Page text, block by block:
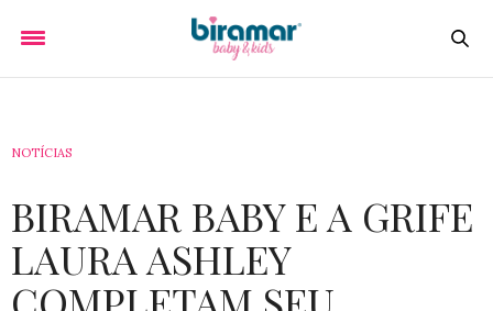
NOTÍCIAS
BIRAMAR BABY E A GRIFE
LAURA ASHLEY